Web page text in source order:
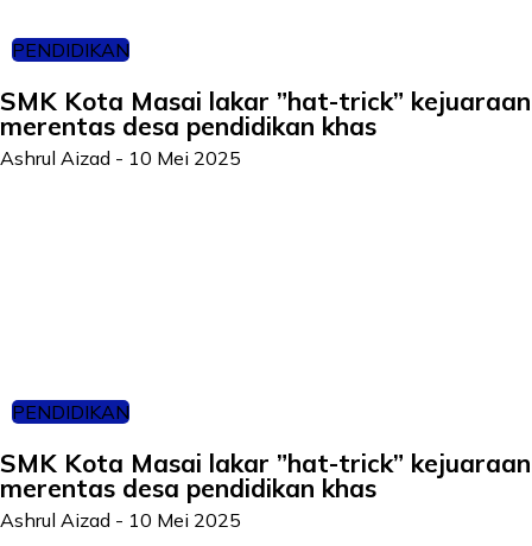
PENDIDIKAN
SMK Kota Masai lakar ”hat-trick” kejuaraan
merentas desa pendidikan khas
Ashrul Aizad - 10 Mei 2025
PENDIDIKAN
SMK Kota Masai lakar ”hat-trick” kejuaraan
merentas desa pendidikan khas
Ashrul Aizad - 10 Mei 2025